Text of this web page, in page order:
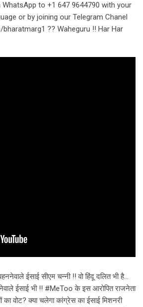
WhatsApp to +1 647 9644790 with your
or by joining our Telegram Chanel
?? Waheguru !! Har Har
ईसाई सीएम चन्नी !! वो हिंदू दलित भी है…
ईसाई भी !! #MeToo के इस आरोपित राजनेता
वोट? क्या चलेगा कांग्रेस का ईसाई मिशनरी